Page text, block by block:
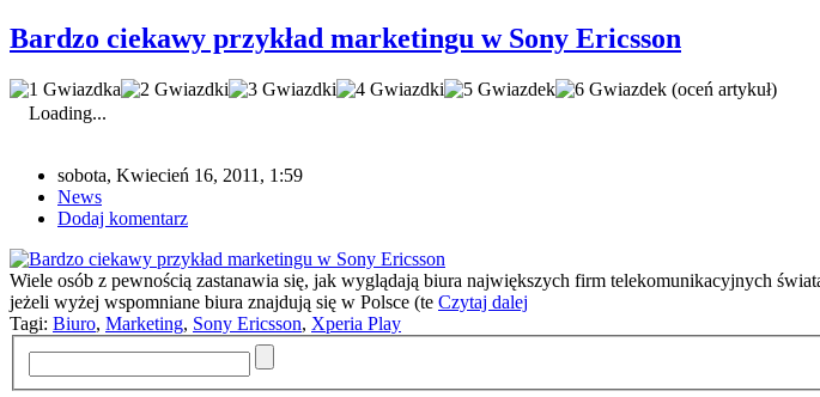
Bardzo ciekawy przykład marketingu w Sony Ericsson
(oceń artykuł)
Loading...
sobota, Kwiecień 16, 2011, 1:59
News
Dodaj komentarz
Wiele osób z pewnością zastanawia się, jak wyglądają biura największych firm telekomunikacyjnych
jeżeli wyżej wspomniane biura znajdują się w Polsce (te Czytaj dalej
Tagi: Biuro, Marketing, Sony Ericsson, Xperia Play